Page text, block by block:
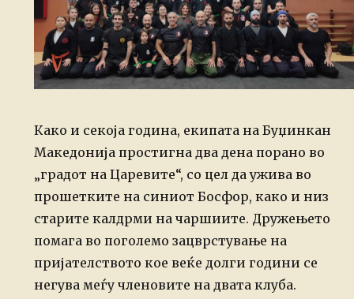
Како и секоја година, екипата на Буџинкан
Македонија простигна два дена порано во
„градот на Царевите“, со цел да ужива во
прошетките на синиот Босфор, како и низ
старите калдрми на чаршиите. Дружењето
помага во поголемо зацврстување на
пријателството кое веќе долги години се
негува меѓу членовите на двата клуба.